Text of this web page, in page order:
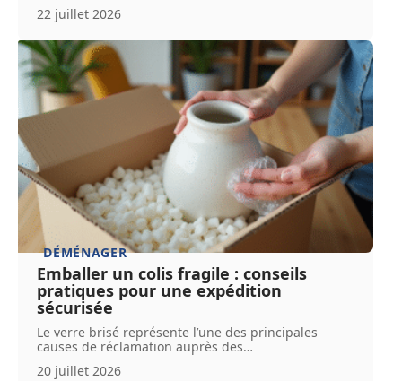
22 juillet 2026
DÉMÉNAGER
Emballer un colis fragile : conseils
pratiques pour une expédition
sécurisée
Le verre brisé représente l’une des principales
causes de réclamation auprès des…
20 juillet 2026